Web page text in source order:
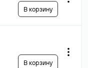
В корзину
В корзину